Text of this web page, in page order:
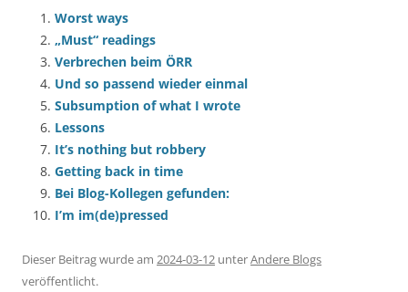
Worst ways
„Must“ readings
Verbrechen beim ÖRR
Und so passend wieder einmal
Subsumption of what I wrote
Lessons
It’s nothing but robbery
Getting back in time
Bei Blog-Kollegen gefunden:
I’m im(de)pressed
Dieser Beitrag wurde am 2024-03-12 unterAndere Blogs
veröffentlicht.